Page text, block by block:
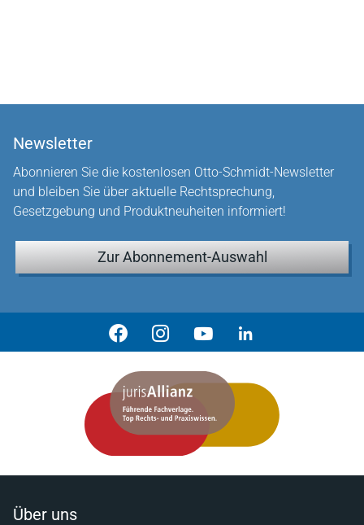
Newsletter
Abonnieren Sie die kostenlosen Otto-Schmidt-Newsletter
und bleiben Sie über aktuelle Rechtsprechung,
Gesetzgebung und Produktneuheiten informiert!
Zur Abonnement-Auswahl
Über uns